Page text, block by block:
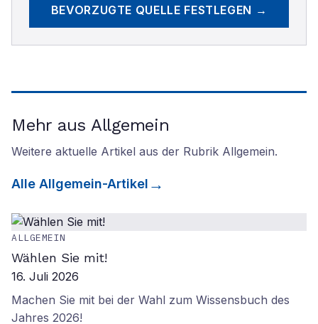
BEVORZUGTE QUELLE FESTLEGEN →
Mehr aus Allgemein
Weitere aktuelle Artikel aus der Rubrik Allgemein.
Alle Allgemein-Artikel
ALLGEMEIN
Wählen Sie mit!
16. Juli 2026
Machen Sie mit bei der Wahl zum Wissensbuch des
Jahres 2026!